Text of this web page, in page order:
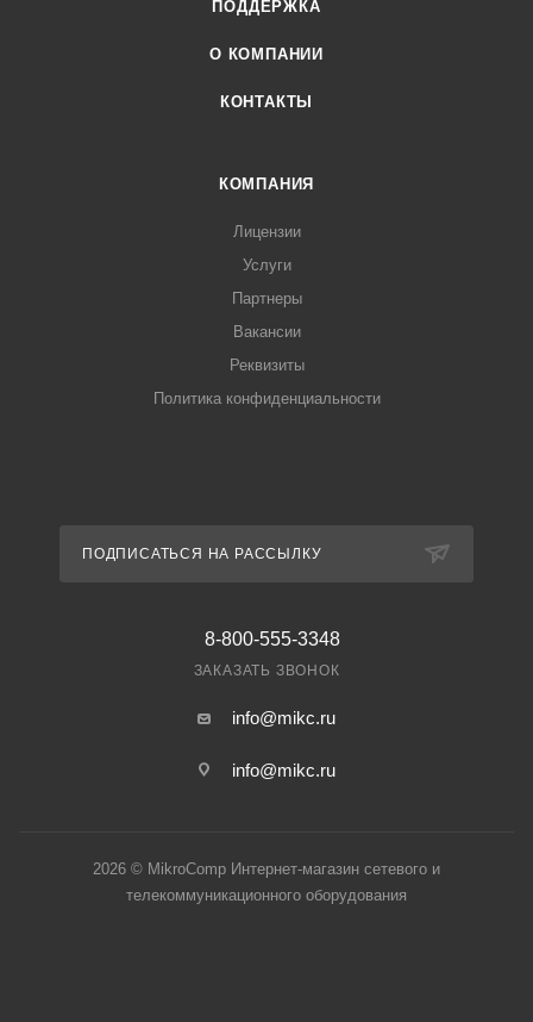
ПОДДЕРЖКА
О КОМПАНИИ
КОНТАКТЫ
КОМПАНИЯ
Лицензии
Услуги
Партнеры
Вакансии
Реквизиты
Политика конфиденциальности
ПОДПИСАТЬСЯ НА РАССЫЛКУ
8-800-555-3348
ЗАКАЗАТЬ ЗВОНОК
info@mikc.ru
info@mikc.ru
2026 © MikroComp Интернет-магазин сетевого и
телекоммуникационного оборудования